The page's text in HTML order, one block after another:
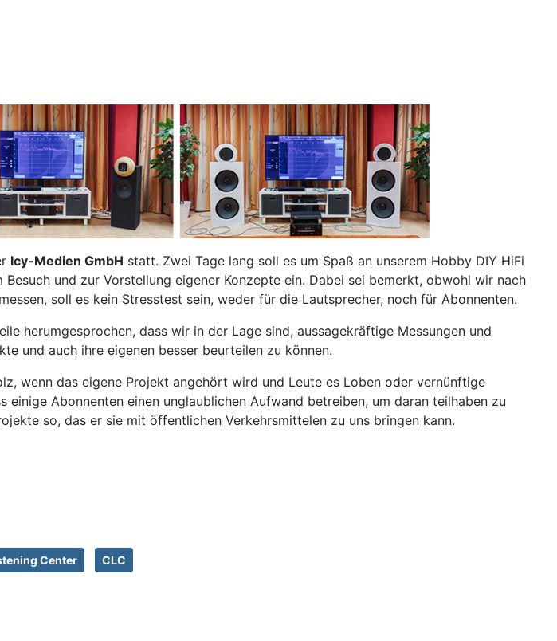
Icy-Medien GmbH statt. Zwei Tage lang soll es um Spaß an unserem Hobby DIY HiFi
und zur Vorstellung eigener Konzepte ein. Dabei sei bemerkt, obwohl wir nach
soll es kein Stresstest sein, weder für die Lautsprecher, noch für Abonnenten.
herumgesprochen, dass wir in der Lage sind, aussagekräftige Messungen und
und auch ihre eigenen besser beurteilen zu können.
wenn das eigene Projekt angehört wird und Leute es Loben oder vernünftige
Abonnenten einen unglaublichen Aufwand betreiben, um daran teilhaben zu
so, das er sie mit öffentlichen Verkehrsmittelen zu uns bringen kann.
Center CLC